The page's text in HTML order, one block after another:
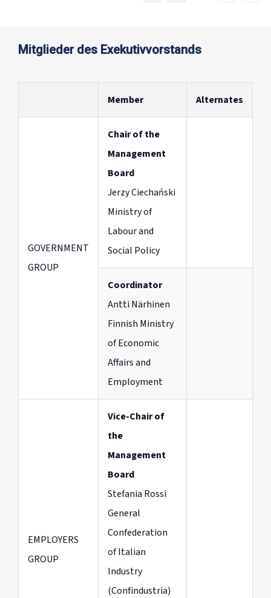
Mitglieder des Exekutivvorstands
Member Alternates
GOVERNMENT
GROUP
Chair of the
Management
Board
Jerzy Ciechański
Ministry of
Labour and
Social Policy
Coordinator
Antti Närhinen
Finnish Ministry
of Economic
Affairs and
Employment
EMPLOYERS
GROUP
Vice-Chair of
the
Management
Board
Stefania Rossi
General
Confederation
of Italian
Industry
(Confindustria)